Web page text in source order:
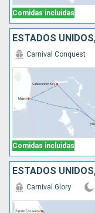
Comidas incluidas
ESTADOS
Comidas incluidas
Carnival Conquest
ESTADOS
Carnival Glory